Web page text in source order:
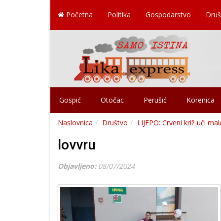
Početna Politika Gospodarstvo
Gospić Otočac Perušić Korenica
Naslovnica Društvo LIJEPO: Crveni križ uči
lovvru
Objavljeno: 08/07/2024